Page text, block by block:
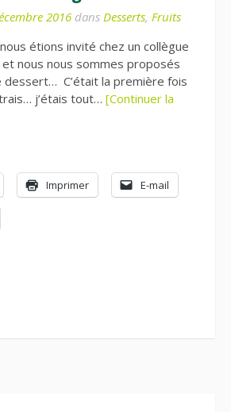
2016 dans Desserts, Fruits
étions invité chez un collègue
nous nous sommes proposés
C’était la première fois
j’étais tout… [Continuer la
Imprimer E-mail